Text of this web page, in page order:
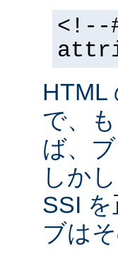
<!--
HTML
で、
ば、
しか
SSI
ブは